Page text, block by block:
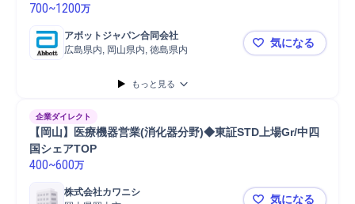
700~1200万
アボットジャパン合同会社
広島県内, 岡山県内, 徳島県内
【中四国/オ
気になる
もっと見る
企業ダイレクト
【岡山】医療機器営業(消化器分野)◆東証STD上場Gr/中四
国シェアTOP
400~600万
株式会社カワニシ
気になる